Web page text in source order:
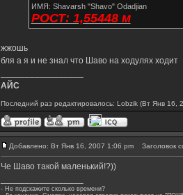
ИМЯ: Shavarsh "Shavo" Odadjian
РОСТ: 1,55448 м
жжошь
бля а я и не знал что Шаво на ходулях ходит
АЙС
Последний раз редактировалось: Lobzik (Вт Янв 16,
Добавлено: Вт Янв 16, 2007 1:06 pm Заголовок
Че Шаво такой маленький!?))
- Не подскажите сколько времени?